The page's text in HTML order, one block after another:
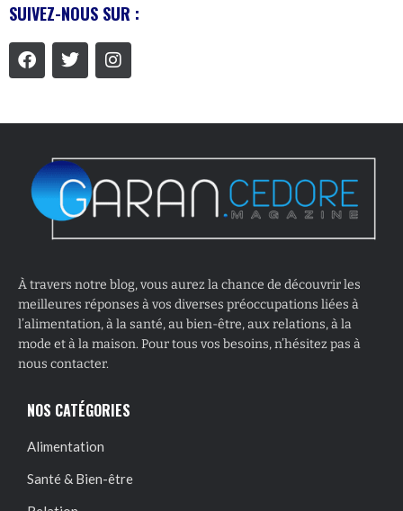
SUIVEZ-NOUS SUR :
À travers notre blog, vous aurez la chance de découvrir les
meilleures réponses à vos diverses préoccupations liées à
l’alimentation, à la santé, au bien-être, aux relations, à la
mode et à la maison. Pour tous vos besoins, n’hésitez pas à
nous contacter.
NOS CATÉGORIES
Alimentation
Santé & Bien-être